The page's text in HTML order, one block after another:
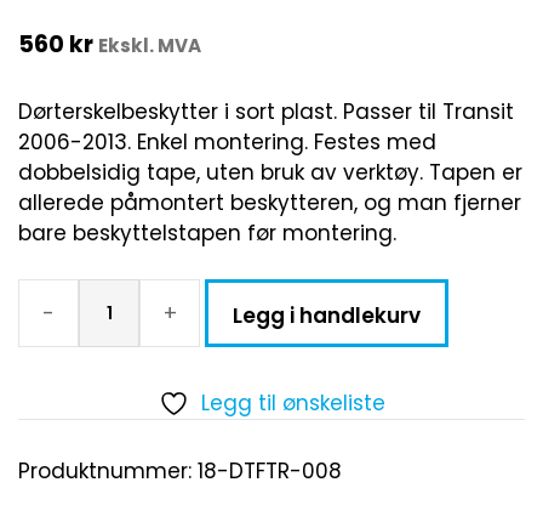
560 kr Ekskl. MVA
Dørterskelbeskytter i sort plast. Passer til Transit
2006-2013. Enkel montering. Festes med
dobbelsidig tape, uten bruk av verktøy. Tapen er
allerede påmontert beskytteren, og man fjerner
bare beskyttelstapen før montering.
- + Legg i handlekurv
Legg til ønskeliste
Produktnummer: 18-DTFTR-008